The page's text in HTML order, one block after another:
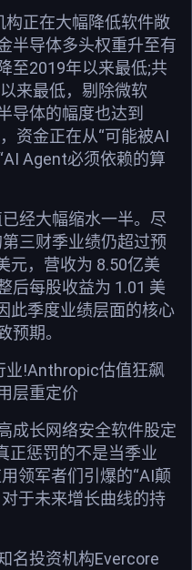
构正在大幅降低软件敞
半导体多头权重升至有
至2019年以来最低;共
来最低，剔除微软
导体的幅度也达到
资金正在从“可能被AI
Agent必须依赖的算
经大幅缩水一半。尽
三财季业绩仍超过预
元，营收为 8.50亿美
后每股收益为 1.01 美
此季度业绩层面的核心
预期。
业!Anthropic估值狂飙
层重定价
成长网络安全软件股定
正惩罚的不是当季业
领军者们引爆的“AI颠
于未来增长曲线的持
名投资机构Evercore